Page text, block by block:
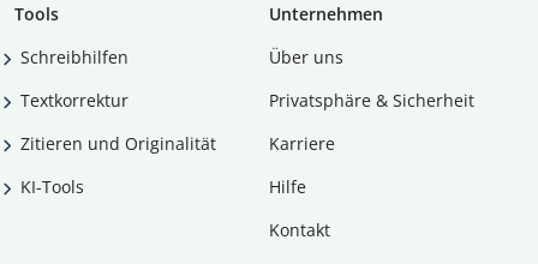
Tools
Schreibhilfen
Textkorrektur
Zitieren und Originalität
KI-Tools
Unternehmen
Über uns
Privatsphäre & Sicherheit
Karriere
Hilfe
Kontakt